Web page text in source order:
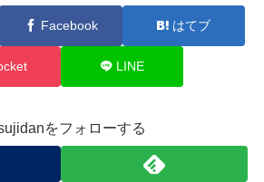
Facebook はてブ
LINE
をフォローする